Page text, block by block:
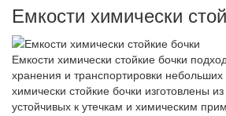
Емкости химически
Емкости химически стойкие бочки
хранения и транспортировки
химически стойкие бочки изготовлены
устойчивых к утечкам и химическим